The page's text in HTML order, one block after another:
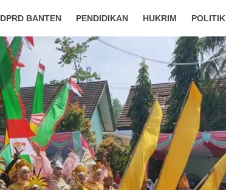
DPRD BANTEN PENDIDIKAN HUKRIM POLITIK